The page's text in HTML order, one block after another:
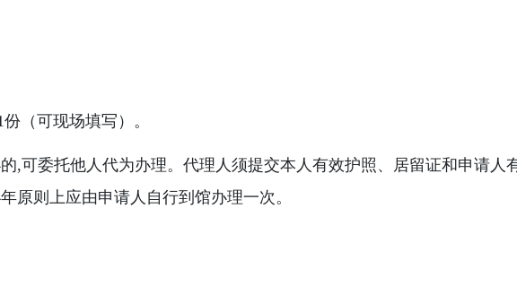
（可现场填写）。
,可委托他人代为办理。代理人须提交本人有效护照、居留证和申请人
原则上应由申请人自行到馆办理一次。